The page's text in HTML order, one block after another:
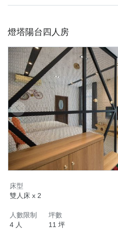
燈塔陽台四人房
床型
雙人床 x 2
人數限制
4 人
坪數
11 坪